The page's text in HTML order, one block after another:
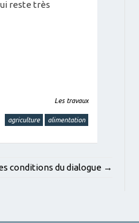
reste très
Les travaux
agriculture alimentation
conditions du dialogue →